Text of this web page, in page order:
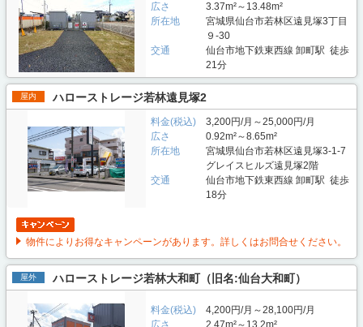
広さ
3.37m²～13.48m²
所在地
宮城県仙台市若林区遠見塚3丁目
９-30
交通
仙台市地下鉄東西線 卸町駅 徒歩
21分
屋内 ハローストレージ若林遠見塚2
料金(税込)
3,200円/月～25,000円/月
広さ
0.92m²～8.65m²
所在地
宮城県仙台市若林区遠見塚3-1-7
グレイスヒルズ遠見塚2階
交通
仙台市地下鉄東西線 卸町駅 徒歩
18分
物件によりお得なキャンペーンがあります。詳しくはお問合せください。
屋外 ハローストレージ若林大和町（旧名:仙台大和町）
料金(税込)
4,200円/月～28,100円/月
広さ
2.47m²～13.2m²